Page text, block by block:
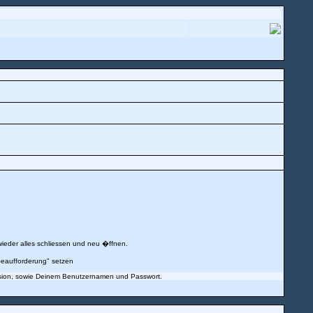
alles schliessen und neu �ffnen.
setzen
sowie Deinem Benutzernamen und Passwort.